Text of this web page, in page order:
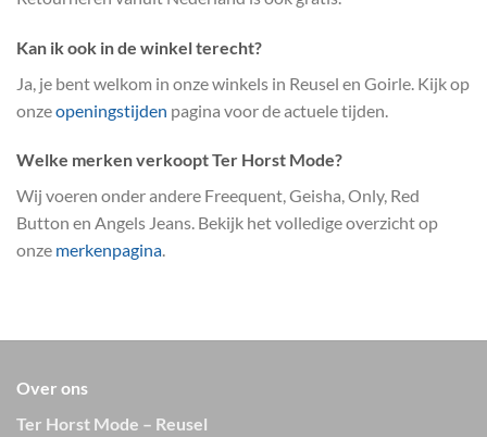
Kan ik ook in de winkel terecht?
Ja, je bent welkom in onze winkels in Reusel en Goirle. Kijk op
onzeopeningstijden pagina voor de actuele tijden.
Welke merken verkoopt Ter Horst Mode?
Wij voeren onder andere Freequent, Geisha, Only, Red
Button en Angels Jeans. Bekijk het volledige overzicht op
onze merkenpagina.
Over ons
Ter Horst Mode – Reusel